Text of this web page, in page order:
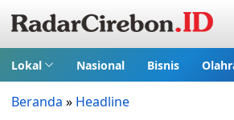
Lokal Nasional Bisnis
Beranda » Headline